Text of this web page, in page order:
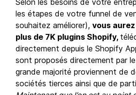
Selon les besoins de votre
les étapes de votre funnel de
souhaitez améliorer), vous
plus de 7K plugins Shopify,
directement depuis le Shopify
sont proposés directement par le
grande majorité proviennent de
sociétés tierces ainsi que de